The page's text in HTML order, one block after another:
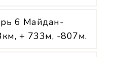
6 Майдан-
+ 733м, -807м.